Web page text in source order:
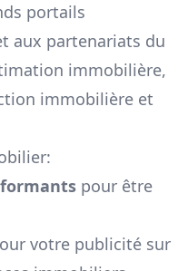
portails
aux partenariats du
immobilière,
immobilière et
pour être
votre publicité sur